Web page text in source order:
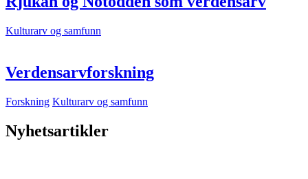
Kulturarv og samfunn
Verdensarvforskning
Forskning Kulturarv og samfunn
Nyhetsartikler